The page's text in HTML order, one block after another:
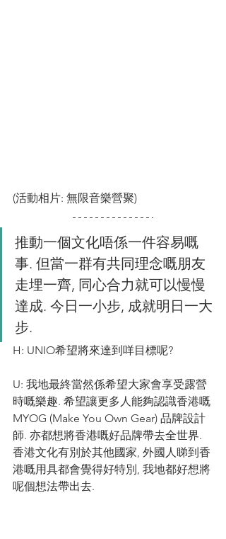
(活動相片: 無限音樂營聚)
推動一個文化唔係一件容易嘅
事. 但當一群有共同理念嘅朋友
走埋一齊, 同心合力就可以慢慢
達成. 今日一小步, 成就明日一大
步.
H: UNIO希望將來達到咩目標呢?
U: 我地最終當然係希望大家會享受露營
時嘅樂趣. 希望讓更多人能夠認識香港嘅
MYOG (Make You Own Gear) 品牌設計
師. 亦都想將香港嘅好品牌帶去全世界.
香港文化有別於其他國家, 外國人睇到香
港嘅用具都會覺得好特別, 我地都好想將
呢個想法帶出去.